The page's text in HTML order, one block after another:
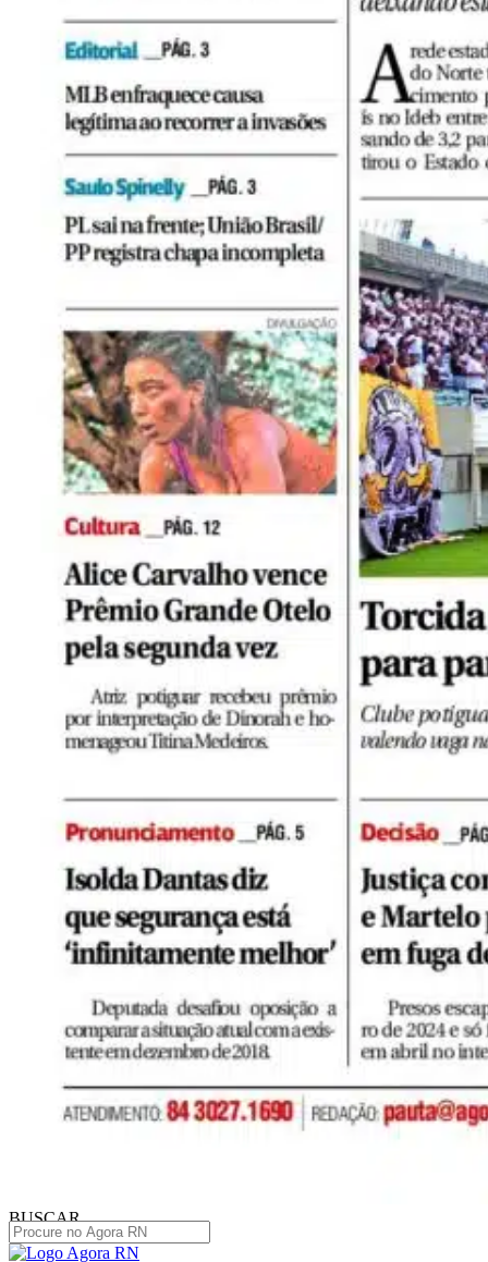
BUSCAR